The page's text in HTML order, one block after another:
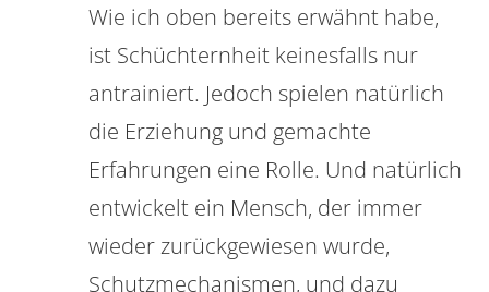
Wie ich oben bereits erwähnt habe,
ist Schüchternheit keinesfalls nur
antrainiert. Jedoch spielen natürlich
die Erziehung und gemachte
Erfahrungen eine Rolle. Und natürlich
entwickelt ein Mensch, der immer
wieder zurückgewiesen wurde,
Schutzmechanismen, und dazu